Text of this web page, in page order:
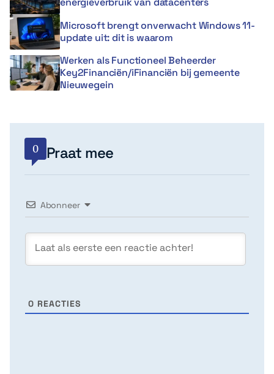
Microsoft brengt onverwacht Windows 11-
update uit: dit is waarom
Werken als Functioneel Beheerder
Key2Financiën/iFinanciën bij gemeente
Nieuwegein
0 Praat mee
Abonneer
0 REACTIES